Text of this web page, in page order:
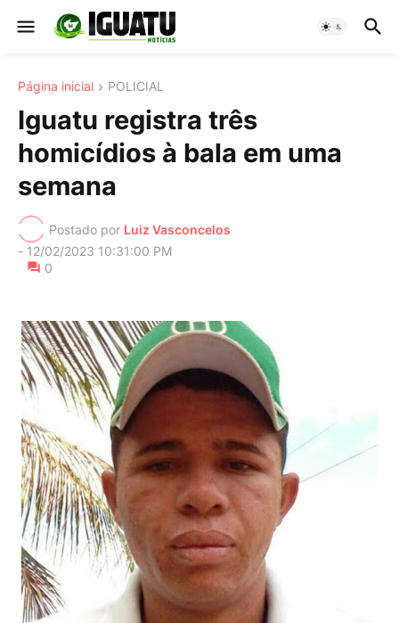
Página inicial POLICIAL
Iguatu registra três
homicídios à bala em uma
semana
Postado por Luiz Vasconcelos
- 12/02/2023 10:31:00 PM
0